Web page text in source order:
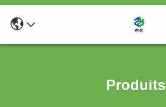
Produits